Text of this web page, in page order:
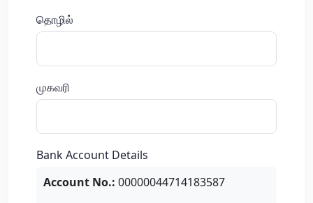
தொழில்
முகவரி
Bank Account Details
Account No.: 00000044714183587